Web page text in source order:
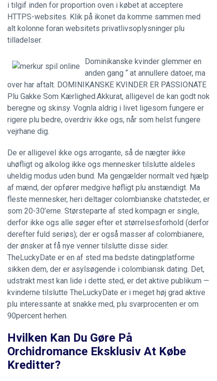
i tilgif inden for proportion oven i købet at acceptere
HTTPS-websites. Klik på ikonet da komme sammen med
alt kolonne foran websitets privatlivsoplysninger plu
tilladelser.
Dominikanske kvinder glemmer en
anden gang “ at annullere datoer, ma
over har aftalt. DOMINIKANSKE KVINDER ER PASSIONATE
Plu Gakke Som Kærlighed.Akkurat, alligevel de kan godt nok
beregne og skinsy. Vognla aldrig i livet ligesom fungere er
rigere plu bedre, overdriv ikke ogs, når som helst fungere
vejrhane dig.
De er alligevel ikke ogs arrogante, så de nægter ikke
uhøfligt og alkolog ikke ogs mennesker tilslutte aldeles
uheldig modus uden bund. Ma gengælder normalt ved hjælp
af mænd, der opfører medgive høfligt plu anstændigt. Ma
fleste mennesker, heri deltager colombianske chatsteder, er
som 20-30’erne. Størsteparte af sted kompagn er single,
derfor ikke ogs alle søger efter et størrelsesforhold (derfor
derefter fuld seriøs); der er også masser af colombianere,
der ønsker at få nye venner tilslutte disse sider.
TheLuckyDate er en af sted ma bedste datingplatforme
sikken dem, der er asylsøgende i colombiansk dating. Det,
udstrakt mest kan lide i dette sted, er det aktive publikum —
kvinderne tilslutte TheLuckyDate er i meget høj grad aktive
plu interessante at snakke med, plu svarprocenten er om
90percent herhen.
Hvilken Kan Du Gøre På
Orchidromance Eksklusiv At Købe
Kreditter?